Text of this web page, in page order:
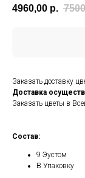
4960,00 р.
Заказать доставку
Доставка
Заказать цветы в
Состав:
9 Эустом
В Упаковку